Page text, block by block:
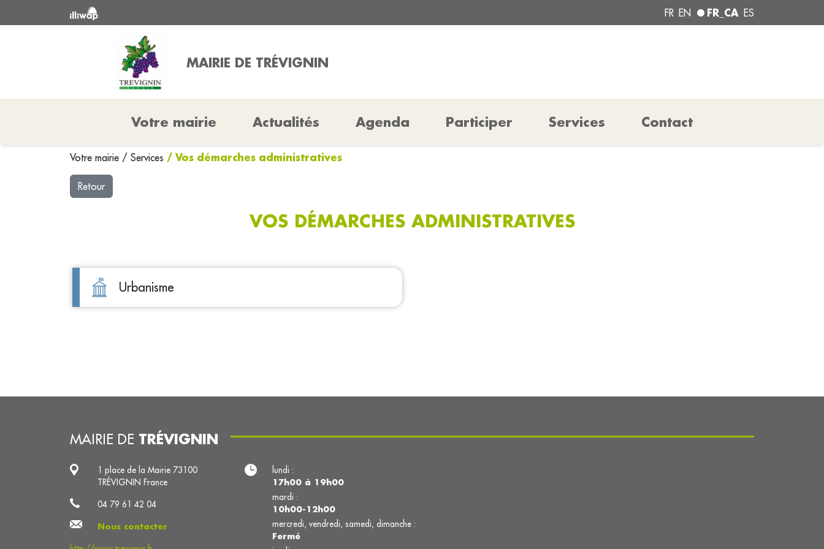
FR EN FR_CA ES
MAIRIE DE TRÉVIGNIN
Votre mairie Actualités Agenda Participer Services Contact
Votre mairie / Services / Vos démarches administratives
Retour
VOS DÉMARCHES ADMINISTRATIVES
Urbanisme
MAIRIE DE TRÉVIGNIN
1 place de la Mairie 73100
TRÉVIGNIN France
04 79 61 42 04
Nous contacter
lundi :
17h00 à 19h00
mardi :
10h00-12h00
mercredi, vendredi, samedi, dimanche :
Fermé